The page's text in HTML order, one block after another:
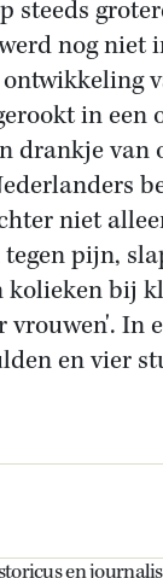
steeds
nog niet
in
drankje
niet
pijn,
kolieken bij
In
en vier